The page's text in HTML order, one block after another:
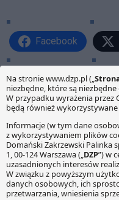
Facebook
WhatsApp
PRZECZYTAJ RÓWNIEŻ: